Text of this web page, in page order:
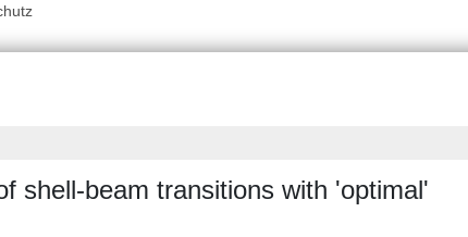
shell-beam transitions with 'optimal'